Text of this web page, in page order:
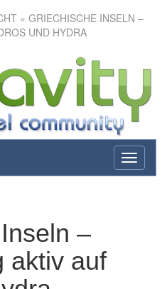
» GRIECHISCHE INSELN –
UND HYDRA
toggle
Inseln –
auf Poros
–
aktiv auf